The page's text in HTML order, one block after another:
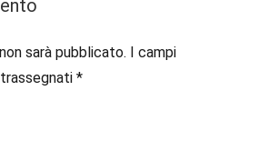
sarà pubblicato. I campi
*